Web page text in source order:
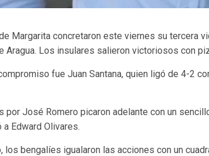
Margarita concretaron este viernes su tercera
Aragua. Los insulares salieron victoriosos con
fue Juan Santana, quien ligó de 4-2
por José Romero picaron adelante con un
a Edward Olivares.
los bengalíes igualaron las acciones con un